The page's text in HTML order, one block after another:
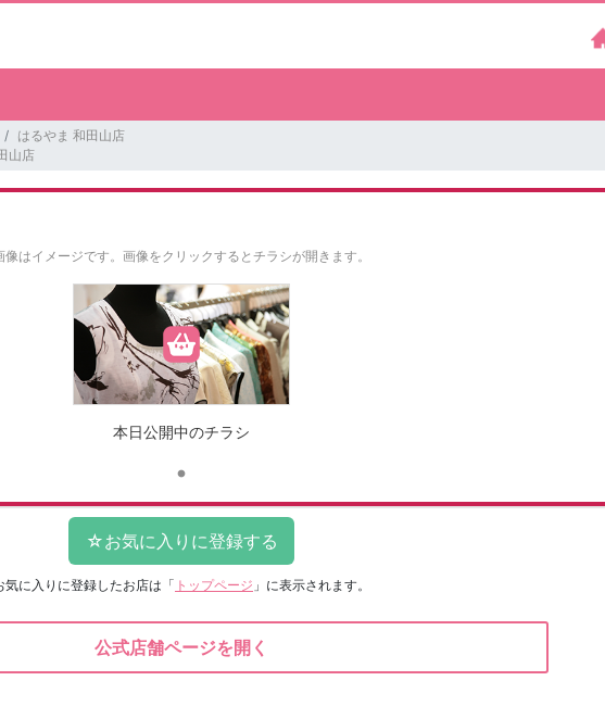
はるやま 和田山店
山店
像はイメージです。 画像をクリックするとチラシが開きます。
本日公開中のチラシ
気に入りに登録したお店は 「 トップページ 」に表示されます。
公式店舗ページを開く